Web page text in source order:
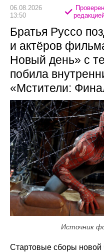
06.08.2026
13:50
Братья Руссо
и актёров
Новый день» с
побила
«Мстители:
Источник
Стартовые сборы новой